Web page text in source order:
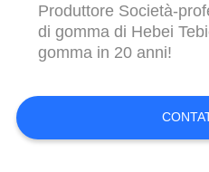
Produttore Società-
di gomma di Hebei
gomma in 20 anni!